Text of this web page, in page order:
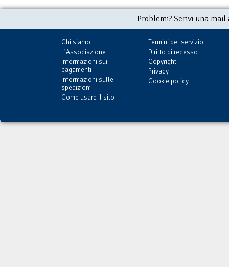
Problemi? Scrivi una
Chi siamo
L'Associazione
Informazioni sui
pagamenti
Informazioni sulle
spedizioni
Come usare il sito
Termini del servizio
Diritto di recesso
Copyright
Privacy
Cookie policy